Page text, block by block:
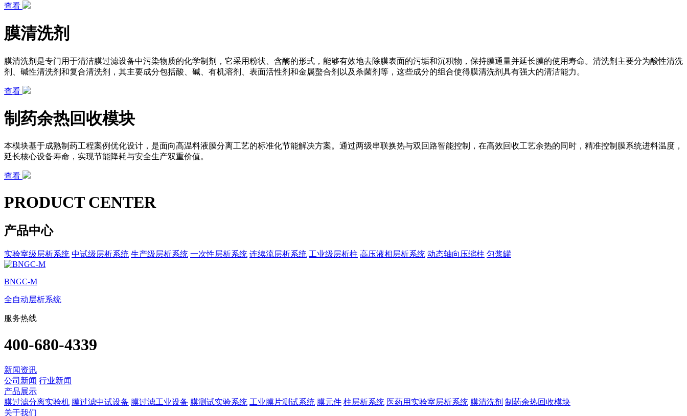
查看
膜清洗剂
膜清洗剂是专门用于清洁膜过滤设备中污染物质的化学制剂，它采用粉状、含酶的形式，能够有效地去除膜表面的污垢和沉积物，保持膜通量并延长膜的使用寿命。清洗剂主要分为酸性清洗
剂、碱性清洗剂和复合清洗剂，其主要成分包括酸、碱、有机溶剂、表面活性剂和金属螯合剂以及杀菌剂等，这些成分的组合使得膜清洗剂具有强大的清洁能力。
查看
制药余热回收模块
本模块基于成熟制药工程案例优化设计，是面向高温料液膜分离工艺的标准化节能解决方案。通过两级串联换热与双回路智能控制，在高效回收工艺余热的同时，精准控制膜系统进料温度，
延长核心设备寿命，实现节能降耗与安全生产双重价值。
查看
PRODUCT CENTER
产品中心
实验室级层析系统 中试级层析系统 生产级层析系统 一次性层析系统 连续流层析系统 工业级层析柱 高压液相层析系统 动态轴向压缩柱 匀浆罐
BNGC-M
全自动层析系统
服务热线
400-680-4339
新闻资讯
公司新闻 行业新闻
产品展示
膜过滤分离实验机 膜过滤中试设备 膜过滤工业设备 膜测试实验系统 工业膜片测试系统 膜元件 柱层析系统 医药用实验室层析系统 膜清洗剂 制药余热回收模块
关于我们